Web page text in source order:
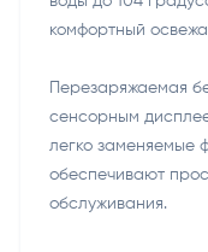
комфортный
Перезаряжаемая
сенсорным
легко заменяемые
обеспечивают
обслуживания.